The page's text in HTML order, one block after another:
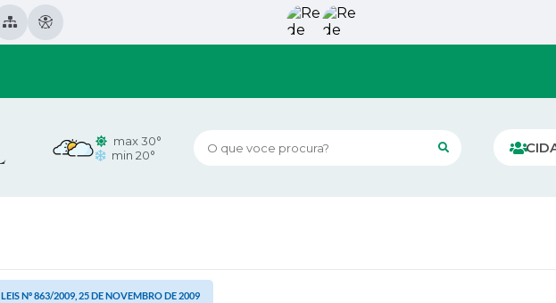
O que voce procura?
max 30°
min 20°
LEIS Nº 863/2009, 25 DE NOVEMBRO DE 2009